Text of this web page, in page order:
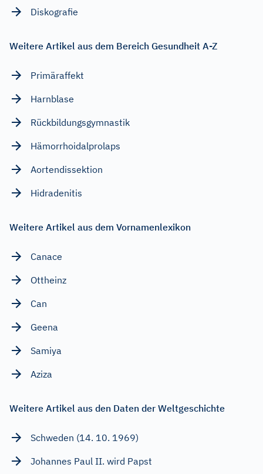
Diskografie
Weitere Artikel aus dem Bereich Gesundheit A-Z
Primäraffekt
Harnblase
Rückbildungsgymnastik
Hämorrhoidalprolaps
Aortendissektion
Hidradenitis
Weitere Artikel aus dem Vornamenlexikon
Canace
Ottheinz
Can
Geena
Samiya
Aziza
Weitere Artikel aus den Daten der Weltgeschichte
Schweden (14. 10. 1969)
Johannes Paul II. wird Papst